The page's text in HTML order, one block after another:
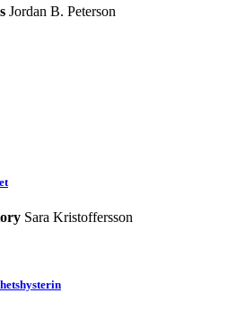
Jordan B. Peterson
Sara Kristoffersson